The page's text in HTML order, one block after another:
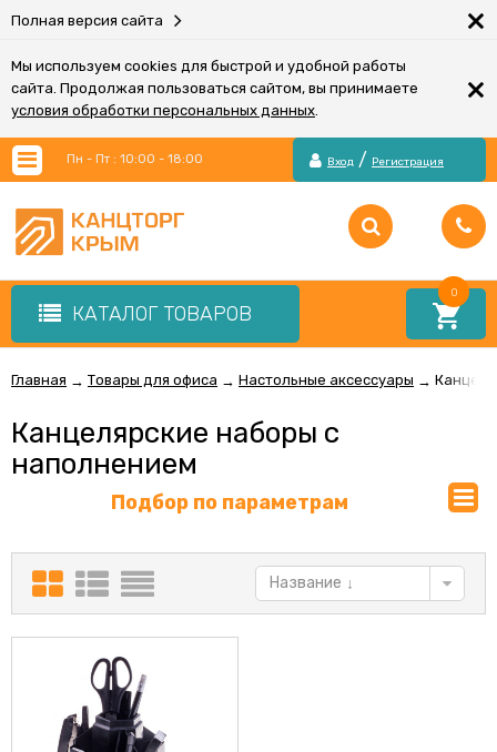
Полная версия сайта ×
Мы используем cookies для быстрой и удобной работы
сайта. Продолжая пользоваться сайтом, вы принимаете
условия обработки персональных данных.
×
Пн - Пт : 10:00 - 18:00 Вход / Регистрация
КАТАЛОГ ТОВАРОВ
0
Главная → Товары для офиса → Настольные аксессуары →
Канцелярские наборы с
наполнением
Подбор по параметрам
Название